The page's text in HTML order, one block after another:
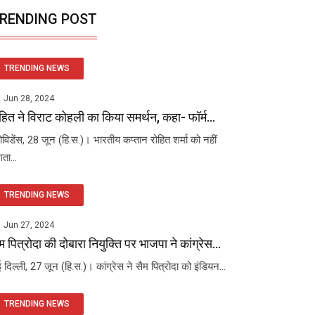
POST
TRENDING NEWS
Jun 28, 2024
ने विराट कोहली का किया समर्थन, कहा- फॉर्म...
28 जून (हि.स.)। भारतीय कप्तान रोहित शर्मा को नहीं
TRENDING NEWS
Jun 27, 2024
पित्रोदा की दोबारा नियुक्ति पर भाजपा ने कांग्रेस...
दिल्ली, 27 जून (हि.स.)। कांग्रेस ने सैम पित्रोदा को इंडियन...
TRENDING NEWS